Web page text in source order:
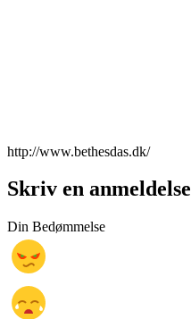
http://www.bethesdas.dk/
Skriv en anmeldelse
Din Bedømmelse